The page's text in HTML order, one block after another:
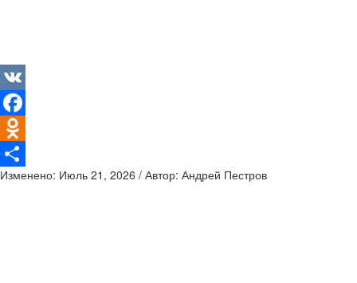
VK
Facebook
Odnoklassniki
Отправить
Изменено: Июль 21, 2026 / Автор: Андрей Пестров